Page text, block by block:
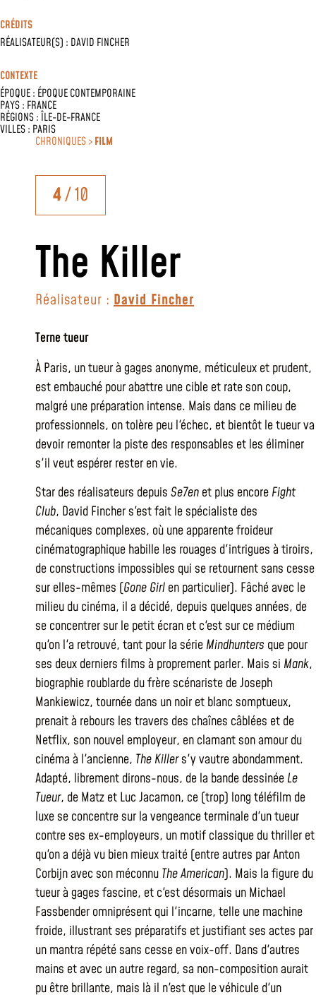
CRÉDITS
RÉALISATEUR(S) : DAVID FINCHER
CONTEXTE
ÉPOQUE : ÉPOQUE CONTEMPORAINE
PAYS : FRANCE
RÉGIONS : ÎLE-DE-FRANCE
VILLES : PARIS
CHRONIQUES >FILM
4/ 10
The Killer
Réalisateur : David Fincher
Terne tueur
À Paris, un tueur à gages anonyme, méticuleux et prudent,
est embauché pour abattre une cible et rate son coup,
malgré une préparation intense. Mais dans ce milieu de
professionnels, on tolère peu l'échec, et bientôt le tueur va
devoir remonter la piste des responsables et les éliminer
s'il veut espérer rester en vie.
Star des réalisateurs depuis Se7en et plus encore Fight
Club, David Fincher s'est fait le spécialiste des
mécaniques complexes, où une apparente froideur
cinématographique habille les rouages d'intrigues à tiroirs,
de constructions impossibles qui se retournent sans cesse
sur elles-mêmes (Gone Girl en particulier). Fâché avec le
milieu du cinéma, il a décidé, depuis quelques années, de
se concentrer sur le petit écran et c'est sur ce médium
qu'on l'a retrouvé, tant pour la série Mindhunters que pour
ses deux derniers films à proprement parler. Mais si Mank,
biographie roublarde du frère scénariste de Joseph
Mankiewicz, tournée dans un noir et blanc somptueux,
prenait à rebours les travers des chaînes câblées et de
Netflix, son nouvel employeur, en clamant son amour du
cinéma à l'ancienne, The Killers'y vautre abondamment.
Adapté, librement dirons-nous, de la bande dessinée Le
Tueur, de Matz et Luc Jacamon, ce (trop) long téléfilm de
luxe se concentre sur la vengeance terminale d'un tueur
contre ses ex-employeurs, un motif classique du thriller et
qu'on a déjà vu bien mieux traité (entre autres par Anton
Corbijn avec son méconnu The American). Mais la figure du
tueur à gages fascine, et c'est désormais un Michael
Fassbender omniprésent qui l'incarne, telle une machine
froide, illustrant ses préparatifs et justifiant ses actes par
un mantra répété sans cesse en voix-off. Dans d'autres
mains et avec un autre regard, sa non-composition aurait
pu être brillante, mais là il n'est que le véhicule d'un